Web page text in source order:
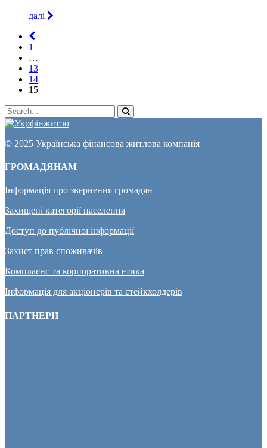
далі
1
…
13
14
15
© 2025 Українська фінансова житлова компанія
ГРОМАДЯНАМ
Інформація про звернення громадян
Захищені категорії населення
Доступ до публічної інформації
Захист прав споживачів
Комплаєнс та корпоративна етика
Інформація для акціонерів та стейкхолдерів
ПАРТНЕРИ